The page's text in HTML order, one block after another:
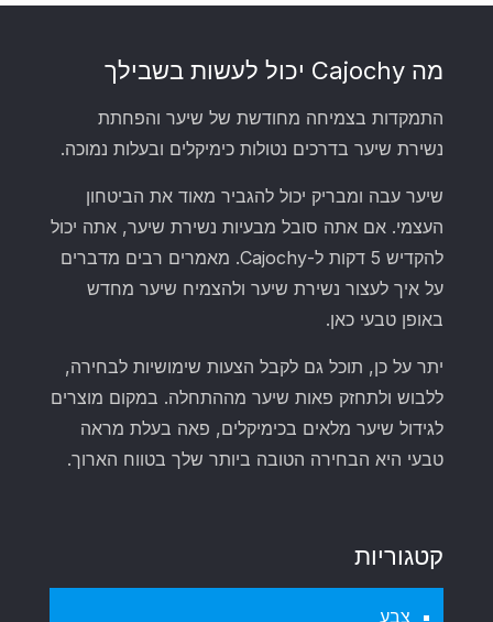
מה Cajochy יכול לעשות בשבילך
התמקדות בצמיחה מחודשת של שיער והפחתת
נשירת שיער בדרכים נטולות כימיקלים ובעלות נמוכה.
שיער עבה ומבריק יכול להגביר מאוד את הביטחון
העצמי. אם אתה סובל מבעיות נשירת שיער, אתה יכול
להקדיש 5 דקות ל-Cajochy. מאמרים רבים מדברים
על איך לעצור נשירת שיער ולהצמיח שיער מחדש
באופן טבעי כאן.
יתר על כן, תוכל גם לקבל הצעות שימושיות לבחירה,
ללבוש ולתחזק פאות שיער מההתחלה. במקום מוצרים
לגידול שיער מלאים בכימיקלים, פאה בעלת מראה
טבעי היא הבחירה הטובה ביותר שלך בטווח הארוך.
קטגוריות
צֶבַע